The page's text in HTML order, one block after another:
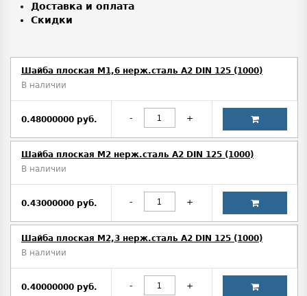
Доставка и оплата
Скидки
Шайба плоская М1,6 нерж.сталь А2 DIN 125 (1000)
В наличии
0.48000000 руб. - +
Шайба плоская М2 нерж.сталь А2 DIN 125 (1000)
В наличии
0.43000000 руб. - +
Шайба плоская М2,3 нерж.сталь А2 DIN 125 (1000)
В наличии
0.40000000 руб. - +